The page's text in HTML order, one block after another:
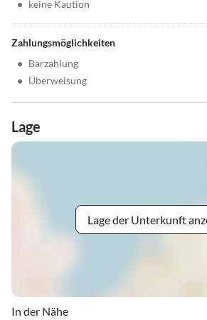
• keine Kaution
Zahlungsmöglichkeiten
• Barzahlung
• Überweisung
Lage
Lage der Unterkunft
In der Nähe